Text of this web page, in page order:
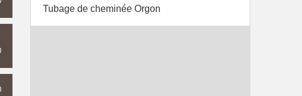
Tubage de cheminée Orgon